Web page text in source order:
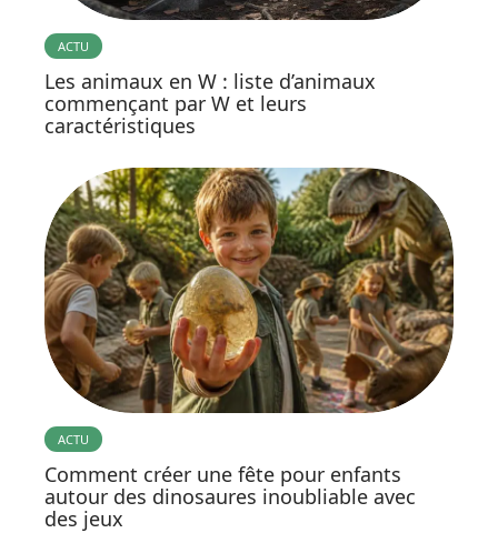
ACTU
Les animaux en W : liste d’animaux
commençant par W et leurs
caractéristiques
ACTU
Comment créer une fête pour enfants
autour des dinosaures inoubliable avec
des jeux